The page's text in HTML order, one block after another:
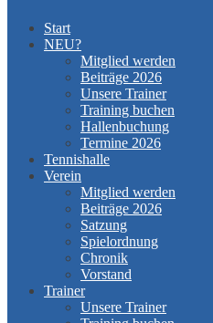
Start
NEU?
Mitglied werden
Beiträge 2026
Unsere Trainer
Training buchen
Hallenbuchung
Termine 2026
Tennishalle
Verein
Mitglied werden
Beiträge 2026
Satzung
Spielordnung
Chronik
Vorstand
Trainer
Unsere Trainer